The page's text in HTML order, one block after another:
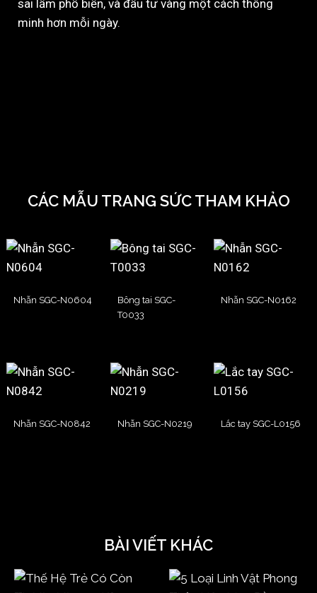
sai lầm phổ biến, và đầu tư vàng một cách thông
minh hơn mỗi ngày.
CÁC MẪU TRANG SỨC THAM KHẢO
Nhẫn SGC-N0604
Bông tai SGC-
T0033
Nhẫn SGC-N0162
Nhẫn SGC-N0842 Nhẫn SGC-N0219 Lắc tay SGC-L0156
BÀI VIẾT KHÁC